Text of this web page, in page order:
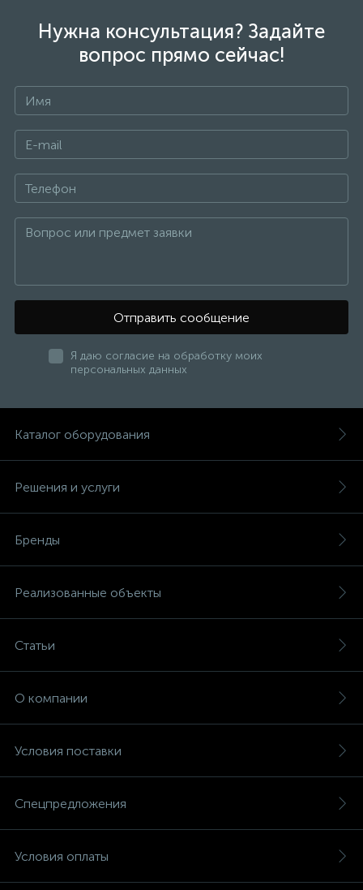
Нужна консультация? Задайте
вопрос прямо сейчас!
Отправить сообщение
Я даю согласие на обработку моих
персональных данных
Каталог оборудования
Решения и услуги
Бренды
Реализованные объекты
Статьи
О компании
Условия поставки
Спецпредложения
Условия оплаты